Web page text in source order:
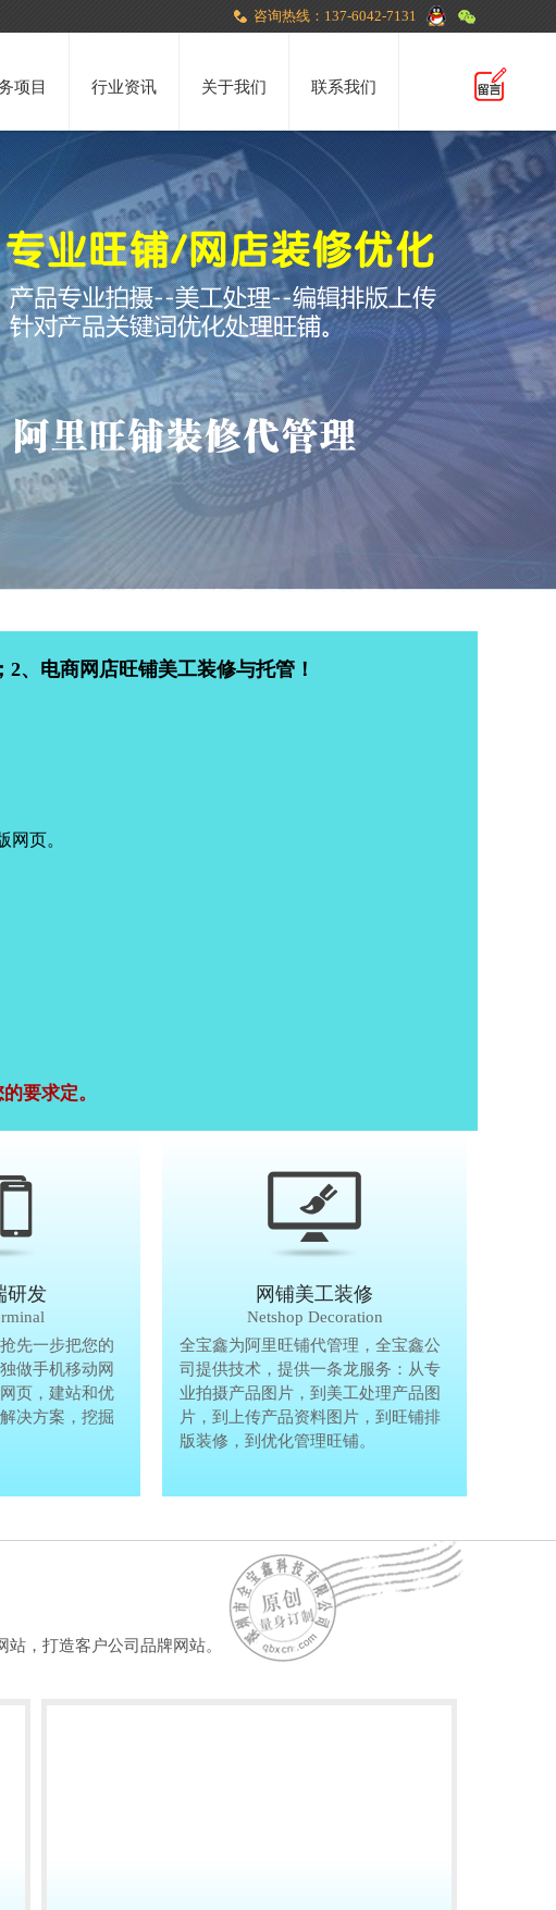
咨询热线：137-6042-7131
项目 行业资讯 关于我们 联系我们
、电商网店旺铺美工装修与托管！
页。
要求定。
作
销售与推
采用香港
内贸易
为客户完
研发
先一步把您的
做手机移动网
页，建站和优
决方案，挖掘
移动终端研发
Mobile Terminal
移动互联网的时代，抢先一步把您的
生意做到手机上，单独做手机移动网
站、设计个性化移动网页，建站和优
化等一体化移动营销解决方案，挖掘
亿万手机用户商机。
网铺美工装修
Netshop Decoration
全宝鑫为阿里旺铺代管理，全宝鑫公
司提供技术，提供一条龙服务：从专
业拍摄产品图片，到美工处理产品图
片，到上传产品资料图片，到旺铺排
版装修，到优化管理旺铺。
，打造客户公司品牌网站。